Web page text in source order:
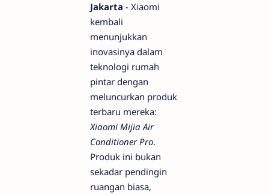
Jakarta - Xiaomi
kembali
menunjukkan
inovasinya dalam
teknologi rumah
pintar dengan
meluncurkan produk
terbaru mereka:
Xiaomi Mijia Air
Conditioner Pro.
Produk ini bukan
sekadar pendingin
ruangan biasa,